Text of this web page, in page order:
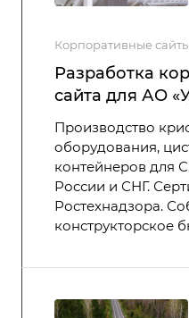
Корпоративные сайты
Разработка
сайта для АО
Производство
оборудования,
контейнеров для
России и СНГ.
Ростехнадзора.
конструкторское